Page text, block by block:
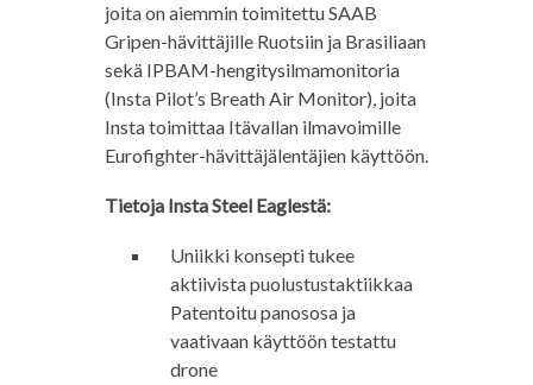
joita on aiemmin toimitettu SAAB
Gripen-hävittäjille Ruotsiin ja Brasiliaan
sekä IPBAM-hengitysilmamonitoria
(Insta Pilot’s Breath Air Monitor), joita
Insta toimittaa Itävallan ilmavoimille
Eurofighter-hävittäjälentäjien käyttöön.
Tietoja Insta Steel Eaglestä:
Uniikki konsepti tukee
aktiivista puolustustaktiikkaa
Patentoitu panososa ja
vaativaan käyttöön testattu
drone